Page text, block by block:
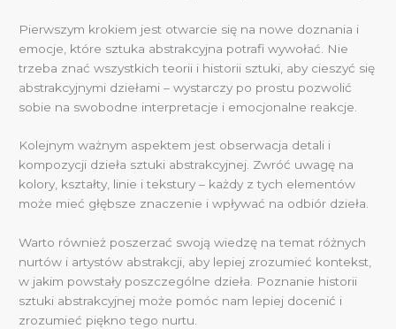
Pierwszym krokiem jest otwarcie się na nowe doznania i
emocje, które sztuka abstrakcyjna potrafi wywołać. Nie
trzeba znać wszystkich teorii i historii sztuki, aby cieszyć się
abstrakcyjnymi dziełami – wystarczy po prostu pozwolić
sobie na swobodne interpretacje i emocjonalne reakcje.
Kolejnym ważnym aspektem jest obserwacja detali i
kompozycji dzieła sztuki abstrakcyjnej. Zwróć uwagę na
kolory, kształty, linie i tekstury – każdy z tych elementów
może mieć głębsze znaczenie i wpływać na odbiór dzieła.
Warto również poszerzać swoją wiedzę na temat różnych
nurtów i artystów abstrakcji, aby lepiej zrozumieć kontekst,
w jakim powstały poszczególne dzieła. Poznanie historii
sztuki abstrakcyjnej może pomóc nam lepiej docenić i
zrozumieć piękno tego nurtu.